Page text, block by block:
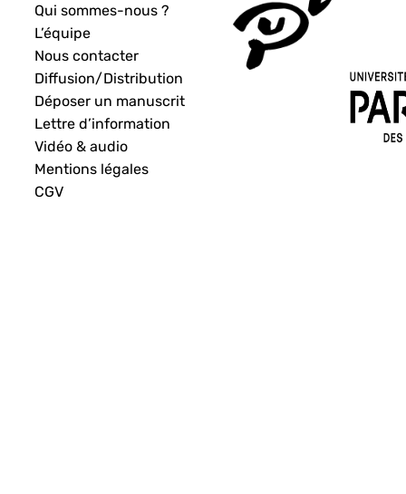
Qui sommes-nous ?
L’équipe
Nous contacter
Diffusion/Distribution
Déposer un manuscrit
Lettre d’information
Vidéo & audio
Mentions légales
CGV